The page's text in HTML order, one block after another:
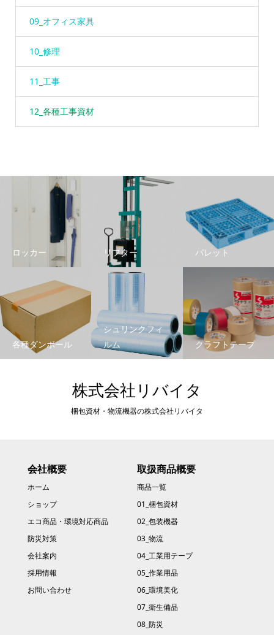
09_オフィス家具
10_修理
11_工事
12_各種工事資材
ロッカー リフター パレット
各種ダンボール
シュリンクフィ
ルム
クラフトテープ
株式会社リバイタ
梱包資材・物流機器の株式会社リバイタ
会社概要
ホーム
ショップ
エコ商品・環境対応商品
防災対策
会社案内
採用情報
お問い合わせ
取扱商品概要
商品一覧
01_梱包資材
02_包装機器
03_物流
04_工業用テープ
05_作業用品
06_環境美化
07_衛生備品
08_防災